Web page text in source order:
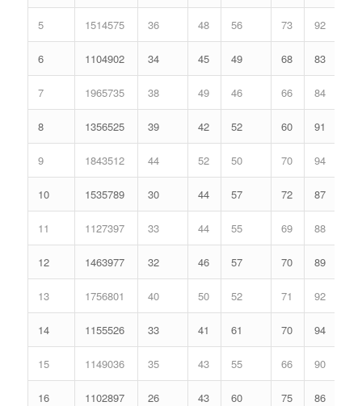
5 1514575 36 48 56 73 92
6 1104902 34 45 49 68 83
7 1965735 38 49 46 66 84
8 1356525 39 42 52 60 91
9 1843512 44 52 50 70 94
10 1535789 30 44 57 72 87
11 1127397 33 44 55 69 88
12 1463977 32 46 57 70 89
13 1756801 40 50 52 71 92
14 1155526 33 41 61 70 94
15 1149036 35 43 55 66 90
16 1102897 26 43 60 75 86